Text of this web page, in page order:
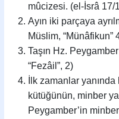
mûcizesi. (el-İsrâ 17/
Ayın iki parçaya
Müslim, “Münâfikun”
Taşın Hz.
“Fezâil”, 2)
İlk zamanlar
kütüğünün, minber
Peygamber’in